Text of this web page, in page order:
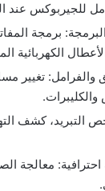
للجيربوكس عند
برمجة
الكهربائية
والفرامل: تغيير
والكليبرات.
التبريد، كشف
معالجة